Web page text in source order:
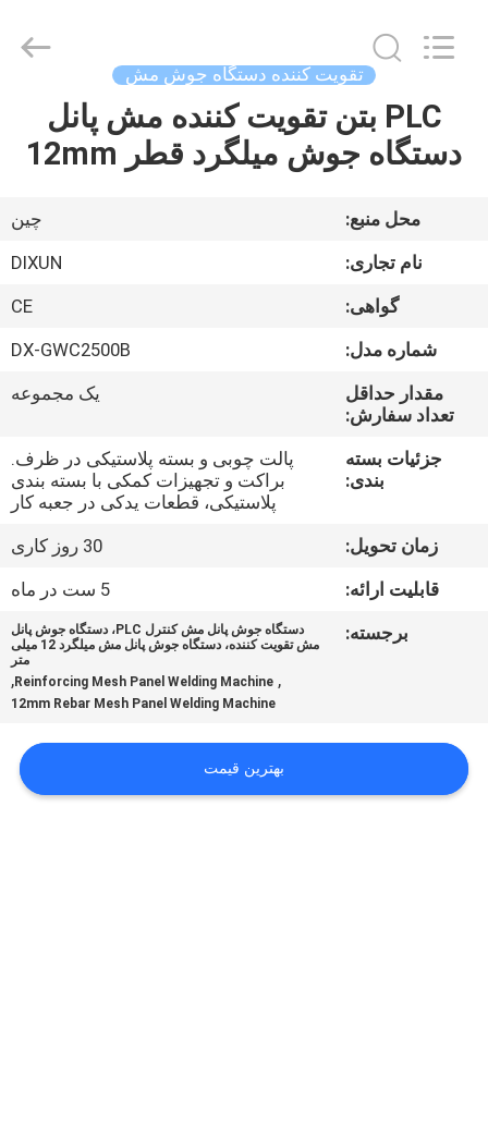
صفحه
اصلی
محصولات
مجازی
کارخانه
ما
Products
تقویت کننده دستگاه جوش مش
PLC بتن تقویت کننده مش پانل
دستگاه جوش میلگرد قطر 12mm
محل منبع:
چین
نام تجاری:
DIXUN
گواهی:
CE
شماره مدل:
DX-GWC2500B
مقدار حداقل
تعداد سفارش:
یک مجموعه
جزئیات بسته
بندی:
پالت چوبی و بسته پلاستیکی در ظرف.
براکت و تجهیزات کمکی با بسته بندی
پلاستیکی، قطعات یدکی در جعبه کار
زمان تحویل:
30 روز کاری
قابلیت ارائه:
5 ست در ماه
برجسته:
دستگاه جوش پانل مش کنترل PLC، دستگاه جوش پانل
مش تقویت کننده، دستگاه جوش پانل مش میلگرد 12 میلی
متر
,
Reinforcing Mesh Panel Welding Machine
,
12mm Rebar Mesh Panel Welding Machine
بهترین قیمت